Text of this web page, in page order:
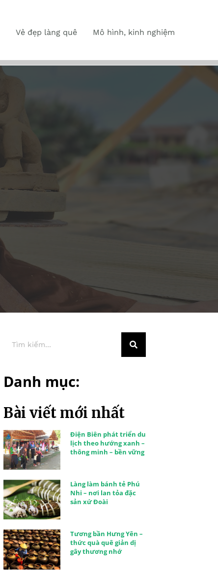
Vẻ đẹp làng quê Mô hình, kinh nghiệm
Danh mục:
Bài viết mới nhất
Điện Biên phát triển du
lịch theo hướng xanh –
thông minh – bền vững
Làng làm bánh tẻ Phú
Nhi – nơi lan tỏa đặc
sản xứ Đoài
Tương bần Hưng Yên –
thức quà quê giản dị
gây thương nhớ